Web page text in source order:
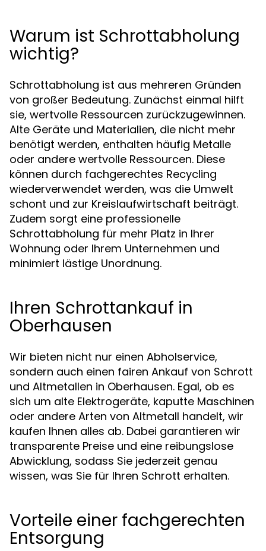
Warum ist Schrottabholung
wichtig?
Schrottabholung ist aus mehreren Gründen
von großer Bedeutung. Zunächst einmal hilft
sie, wertvolle Ressourcen zurückzugewinnen.
Alte Geräte und Materialien, die nicht mehr
benötigt werden, enthalten häufig Metalle
oder andere wertvolle Ressourcen. Diese
können durch fachgerechtes Recycling
wiederverwendet werden, was die Umwelt
schont und zur Kreislaufwirtschaft beiträgt.
Zudem sorgt eine professionelle
Schrottabholung für mehr Platz in Ihrer
Wohnung oder Ihrem Unternehmen und
minimiert lästige Unordnung.
Ihren Schrottankauf in
Oberhausen
Wir bieten nicht nur einen Abholservice,
sondern auch einen fairen Ankauf von Schrott
und Altmetallen in Oberhausen. Egal, ob es
sich um alte Elektrogeräte, kaputte Maschinen
oder andere Arten von Altmetall handelt, wir
kaufen Ihnen alles ab. Dabei garantieren wir
transparente Preise und eine reibungslose
Abwicklung, sodass Sie jederzeit genau
wissen, was Sie für Ihren Schrott erhalten.
Vorteile einer fachgerechten
Entsorgung